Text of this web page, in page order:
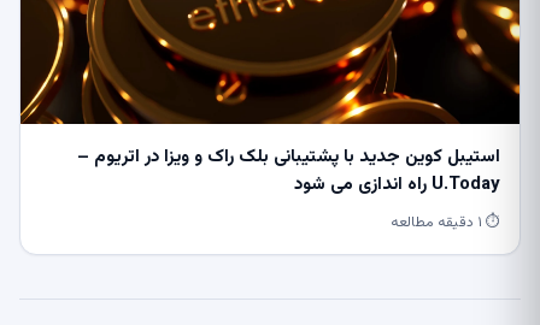
استیبل کوین جدید با پشتیبانی بلک راک و ویزا در اتریوم –
U.Today راه اندازی می شود
⏱ ۱ دقیقه مطالعه